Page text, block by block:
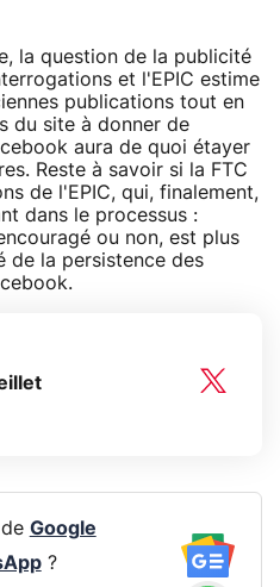
la question de la publicité
et l'EPIC estime
publications tout en
du site à donner de
aura de quoi étayer
Reste à savoir si la FTC
de l'EPIC, qui, finalement,
dans le processus :
ou non, est plus
de la persistence des
Google
?